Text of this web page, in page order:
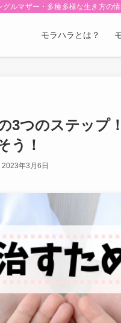
ルマザー・多種多様な生き方の
モラハラとは？
3つのステップ
う！
2023年3月6日